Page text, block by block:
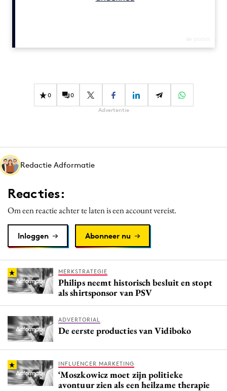
Design
Diversiteit
Effectiviteit
Martech
Media
Merkstrategie
Purpose Marketing
Reputatie & crisis
0 0
Advertentie
Redactie Adformatie
Reacties:
Om een reactie achter te laten is een account vereist.
Inloggen Abonneer nu
MERKSTRATEGIE
Philips neemt historisch besluit en stopt
als shirtsponsor van PSV
ADVERTORIAL
De eerste producties van Vidiboko
INFLUENCER MARKETING
‘Moszkowicz moet zijn politieke
avontuur zien als een heilzame therapie